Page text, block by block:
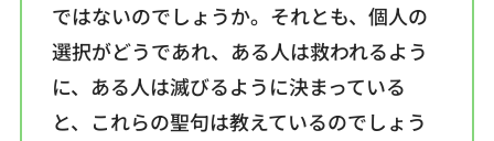
ではないのでしょうか。それとも、個人の
選択がどうであれ、ある人は救われるよう
に、ある人は滅びるように決まっている
と、これらの聖句は教えているのでしょう